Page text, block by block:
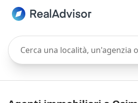
Cerca una località, un'agenzia o un